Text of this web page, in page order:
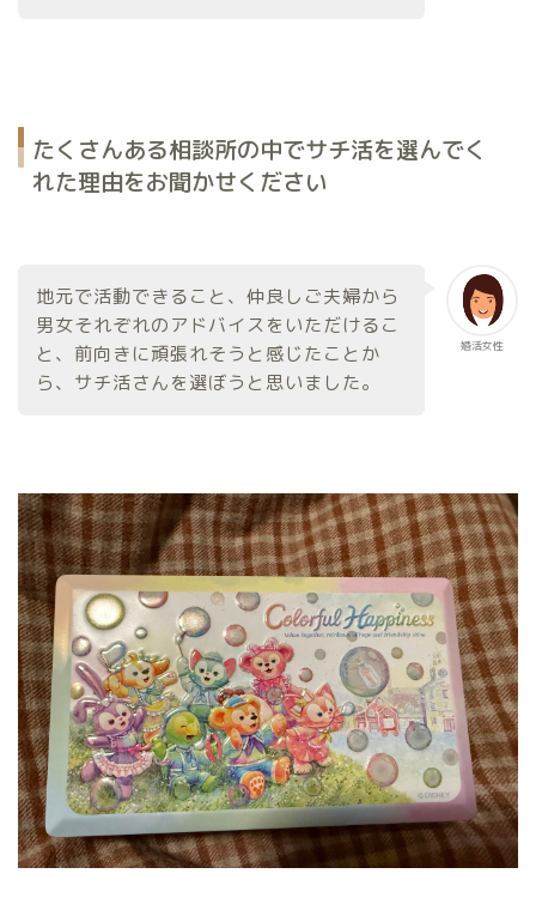
たくさんある相談所の中でサチ活を選んでく
れた理由をお聞かせください
婚活女性
地元で活動できること、仲良しご夫婦から
男女それぞれのアドバイスをいただけるこ
と、前向きに頑張れそうと感じたことか
ら、サチ活さんを選ぼうと思いました。